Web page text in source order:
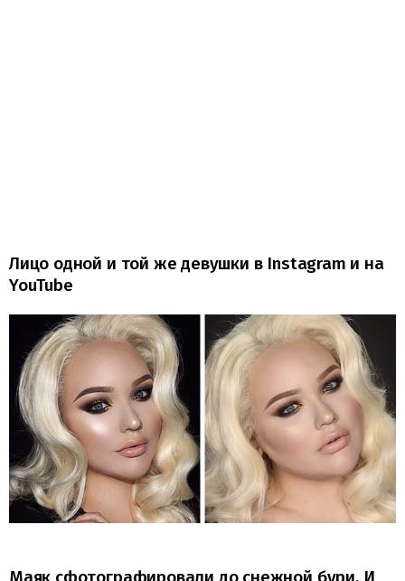
Лицо одной и той же девушки в Instagram и на
YouTube
Маяк сфотографировали до снежной бури. И